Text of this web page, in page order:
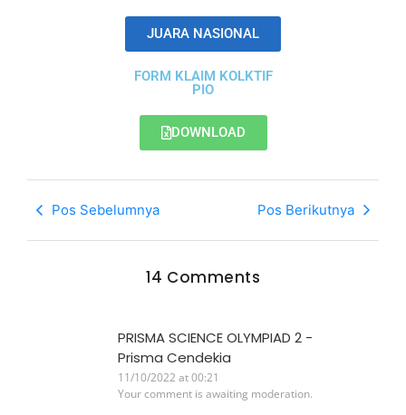
JUARA NASIONAL
FORM KLAIM KOLKTIF
PIO
DOWNLOAD
Pos Sebelumnya Pos Berikutnya
14 Comments
PRISMA SCIENCE OLYMPIAD 2 -
Prisma Cendekia
11/10/2022 at 00:21
Your comment is awaiting moderation.